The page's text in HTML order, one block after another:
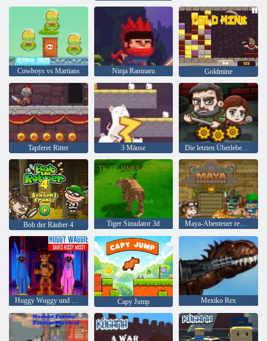
Cowboys vs Martians Ninja Ranmaru Goldmine
Tapferer Ritter 3 Mäuse Die letzten Überlebenden
Bob der Räuber 4 Tiger Simulator 3d Maya-Abenteuer remastered
Huggy Wuggy und Kissy Missy Capy Jump Mexiko Rex